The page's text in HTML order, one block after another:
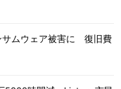
サムウェア被害に 復旧費